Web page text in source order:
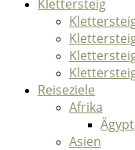
Klettersteig
Reiseziele
Afrika
Asien